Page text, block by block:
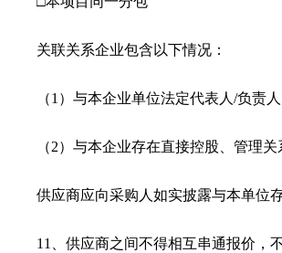
关联关系企业包含以下情况：
（1）与本企业单位法定代表人/负责
（2）与本企业存在直接控股、管理关
供应商应向采购人如实披露与本单位
11、供应商之间不得相互串通报价，